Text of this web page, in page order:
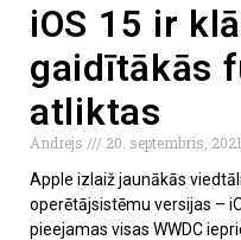
iOS 15 ir
gaidītākās
atliktas
Andrejs
20. septembris, 2021
Apple izlaiž jaunākās
operētājsistēmu versijas –
pieejamas visas WWDC